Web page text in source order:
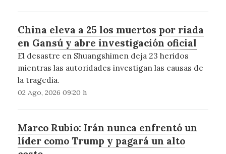
China eleva a 25 los muertos por riada
en Gansú y abre investigación oficial
El desastre en Shuangshimen deja 23 heridos
mientras las autoridades investigan las causas de
la tragedia.
02 Ago, 2026 09:20 h
Marco Rubio: Irán nunca enfrentó un
líder como Trump y pagará un alto